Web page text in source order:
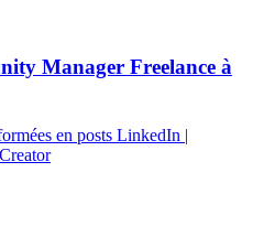
Manager Freelance à
en posts LinkedIn |